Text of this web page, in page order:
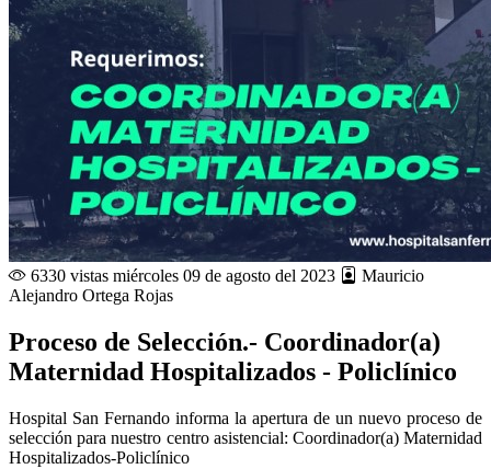
6330 vistas miércoles 09 de agosto del 2023
Mauricio
Alejandro Ortega Rojas
Proceso de Selección.- Coordinador(a)
Maternidad Hospitalizados - Policlínico
Hospital San Fernando informa la apertura de un nuevo proceso de
selección para nuestro centro asistencial: Coordinador(a) Maternidad
Hospitalizados-Policlínico